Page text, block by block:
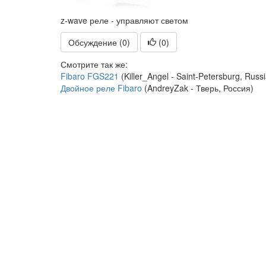
z-wave реле - управляют светом
Обсуждение (0)
(0)
Смотрите так же:
Fibaro FGS221 (Killer_Angel - Saint-Petersburg,
Двойное реле Fibaro (AndreyZak - Тверь, Россия)